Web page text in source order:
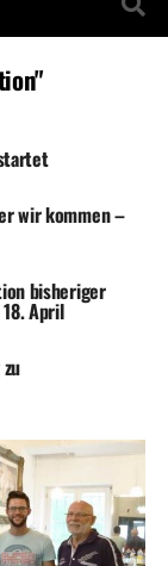
wir kommen –
bisheriger
April